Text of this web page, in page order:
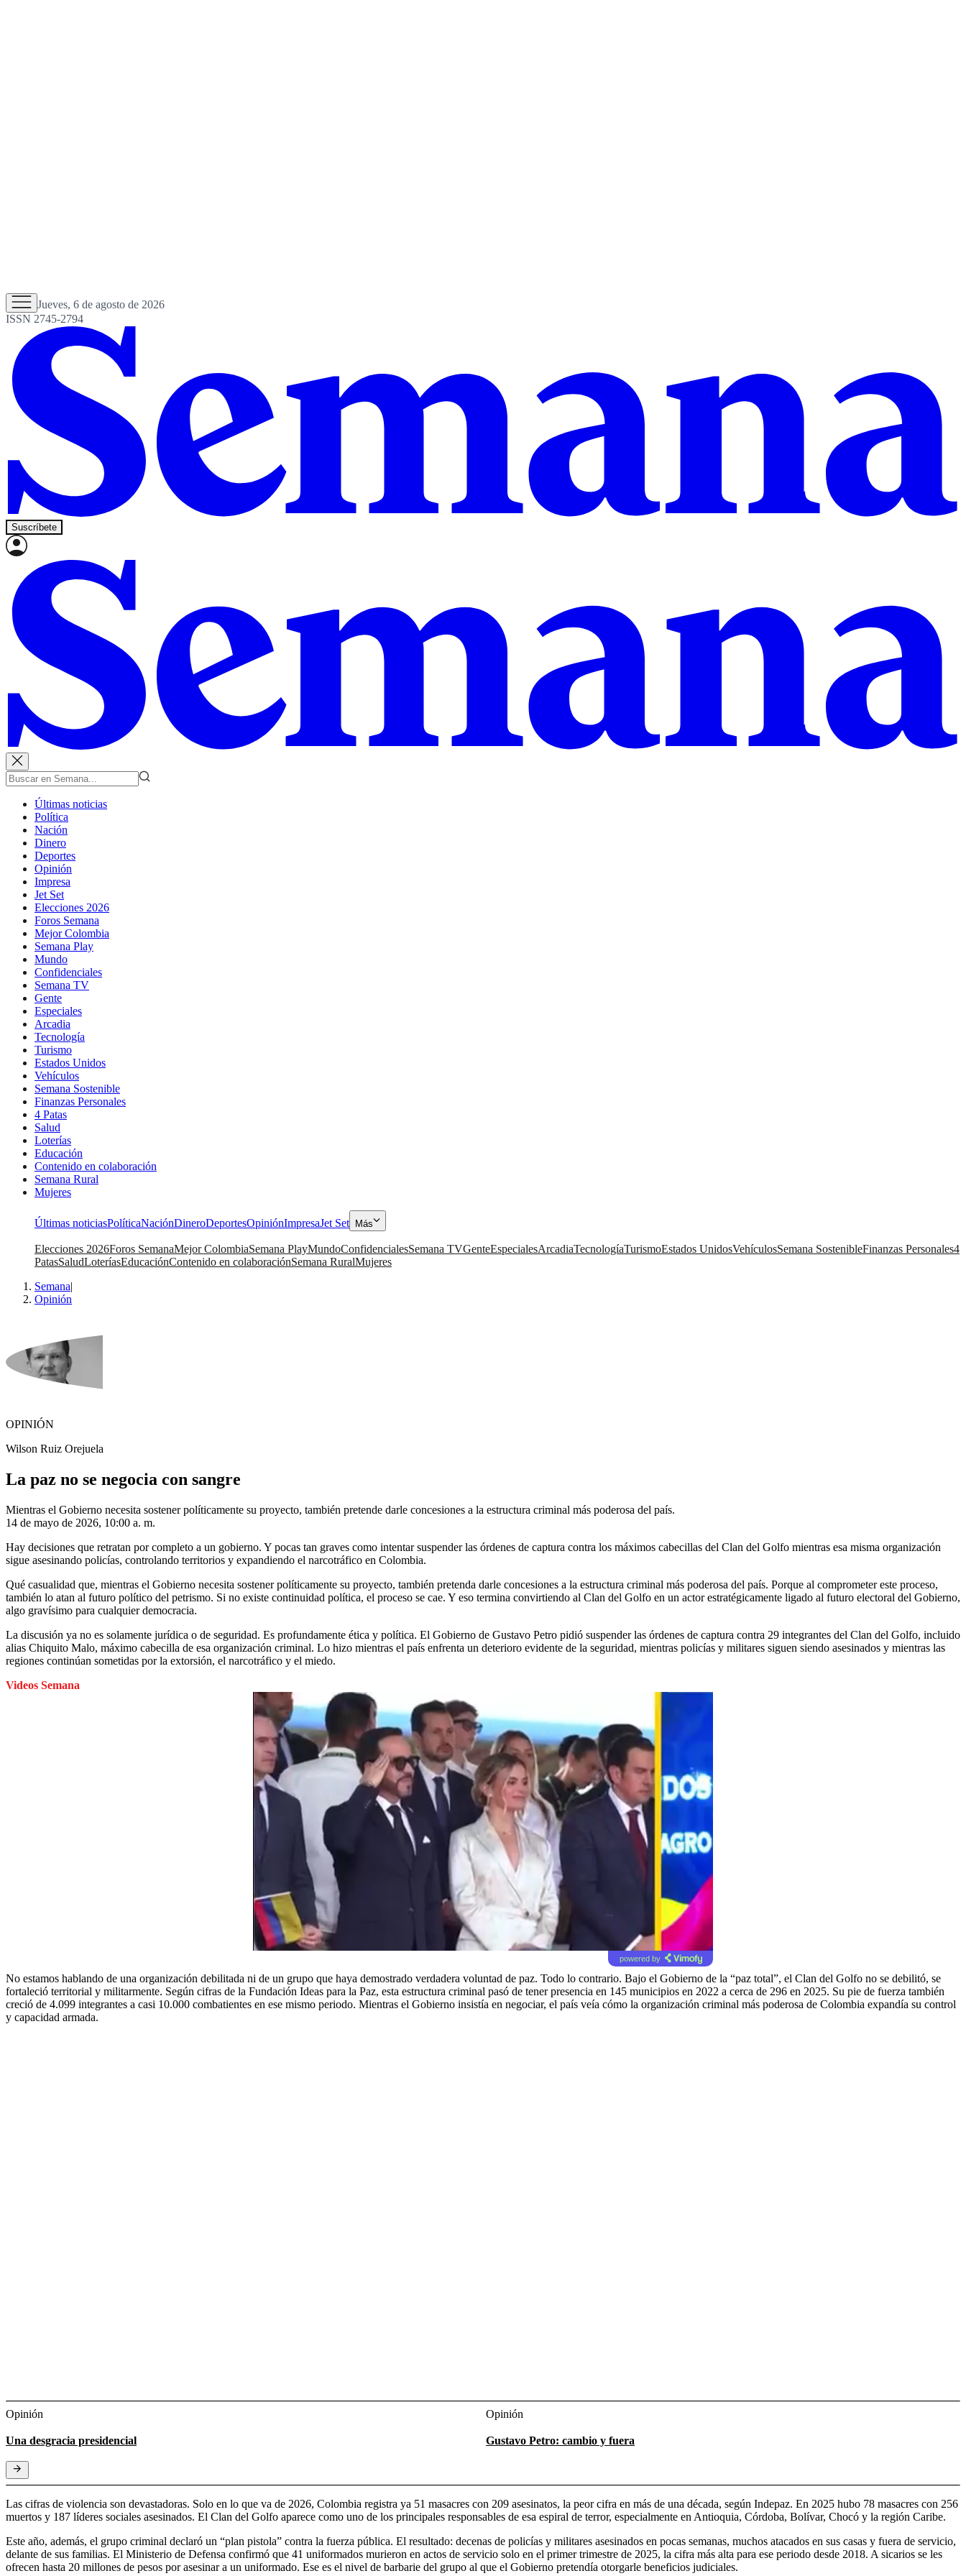
Jueves, 6 de agosto de 2026
ISSN 2745-2794
Suscríbete
Últimas noticias
Política
Nación
Dinero
Deportes
Opinión
Impresa
Jet Set
Elecciones 2026
Foros Semana
Mejor Colombia
Semana Play
Mundo
Confidenciales
Semana TV
Gente
Especiales
Arcadia
Tecnología
Turismo
Estados Unidos
Vehículos
Semana Sostenible
Finanzas Personales
4 Patas
Salud
Loterías
Educación
Contenido en colaboración
Semana Rural
Mujeres
Últimas noticiasPolíticaNaciónDineroDeportesOpiniónImpresaJet Set Más
Elecciones 2026Foros SemanaMejor ColombiaSemana PlayMundoConfidencialesSemana TVGenteEspecialesArcadiaTecnologíaTurismoEstados UnidosVehículosSemana SostenibleFinanzas Personales4
PatasSaludLoteríasEducaciónContenido en colaboraciónSemana RuralMujeres
Semana|
Opinión
OPINIÓN
Wilson Ruiz Orejuela
La paz no se negocia con sangre
Mientras el Gobierno necesita sostener políticamente su proyecto, también pretende darle concesiones a la estructura criminal más poderosa del país.
14 de mayo de 2026, 10:00 a. m.
Hay decisiones que retratan por completo a un gobierno. Y pocas tan graves como intentar suspender las órdenes de captura contra los máximos cabecillas del Clan del Golfo mientras esa misma organización
sigue asesinando policías, controlando territorios y expandiendo el narcotráfico en Colombia.
Qué casualidad que, mientras el Gobierno necesita sostener políticamente su proyecto, también pretenda darle concesiones a la estructura criminal más poderosa del país. Porque al comprometer este proceso,
también lo atan al futuro político del petrismo. Si no existe continuidad política, el proceso se cae. Y eso termina convirtiendo al Clan del Golfo en un actor estratégicamente ligado al futuro electoral del Gobierno,
algo gravísimo para cualquier democracia.
La discusión ya no es solamente jurídica o de seguridad. Es profundamente ética y política. El Gobierno de Gustavo Petro pidió suspender las órdenes de captura contra 29 integrantes del Clan del Golfo, incluido
alias Chiquito Malo, máximo cabecilla de esa organización criminal. Lo hizo mientras el país enfrenta un deterioro evidente de la seguridad, mientras policías y militares siguen siendo asesinados y mientras las
regiones continúan sometidas por la extorsión, el narcotráfico y el miedo.
Videos Semana
powered by
No estamos hablando de una organización debilitada ni de un grupo que haya demostrado verdadera voluntad de paz. Todo lo contrario. Bajo el Gobierno de la “paz total”, el Clan del Golfo no se debilitó, se
fortaleció territorial y militarmente. Según cifras de la Fundación Ideas para la Paz, esta estructura criminal pasó de tener presencia en 145 municipios en 2022 a cerca de 296 en 2025. Su pie de fuerza también
creció de 4.099 integrantes a casi 10.000 combatientes en ese mismo periodo. Mientras el Gobierno insistía en negociar, el país veía cómo la organización criminal más poderosa de Colombia expandía su control
y capacidad armada.
Opinión
Una desgracia presidencial
Opinión
Gustavo Petro: cambio y fuera
Las cifras de violencia son devastadoras. Solo en lo que va de 2026, Colombia registra ya 51 masacres con 209 asesinatos, la peor cifra en más de una década, según Indepaz. En 2025 hubo 78 masacres con 256
muertos y 187 líderes sociales asesinados. El Clan del Golfo aparece como uno de los principales responsables de esa espiral de terror, especialmente en Antioquia, Córdoba, Bolívar, Chocó y la región Caribe.
Este año, además, el grupo criminal declaró un “plan pistola” contra la fuerza pública. El resultado: decenas de policías y militares asesinados en pocas semanas, muchos atacados en sus casas y fuera de servicio,
delante de sus familias. El Ministerio de Defensa confirmó que 41 uniformados murieron en actos de servicio solo en el primer trimestre de 2025, la cifra más alta para ese periodo desde 2018. A sicarios se les
ofrecen hasta 20 millones de pesos por asesinar a un uniformado. Ese es el nivel de barbarie del grupo al que el Gobierno pretendía otorgarle beneficios judiciales.